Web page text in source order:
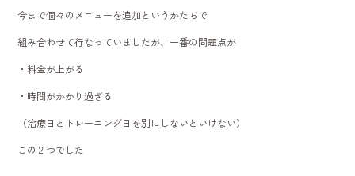
今まで個々のメニューを追加というかたちで
組み合わせて行なっていましたが、一番の問題点が
・料金が上がる
・時間がかかり過ぎる
（治療日とトレーニング日を別にしないといけない）
この２つでした